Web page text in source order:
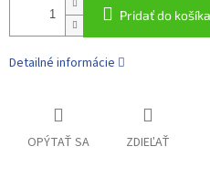
Pridať do košíka
Detailné informácie
OPÝTAŤ SA ZDIEĽAŤ